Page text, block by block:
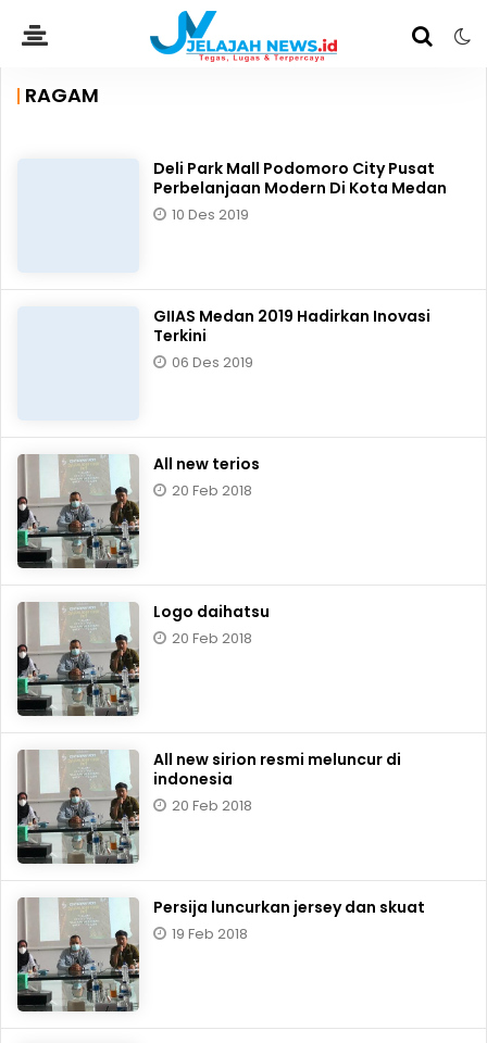
RAGAM
Deli Park Mall Podomoro City Pusat
Perbelanjaan Modern Di Kota Medan
10 Des 2019
GIIAS Medan 2019 Hadirkan Inovasi
Terkini
06 Des 2019
All new terios
20 Feb 2018
Logo daihatsu
20 Feb 2018
All new sirion resmi meluncur di
indonesia
20 Feb 2018
Persija luncurkan jersey dan skuat
19 Feb 2018